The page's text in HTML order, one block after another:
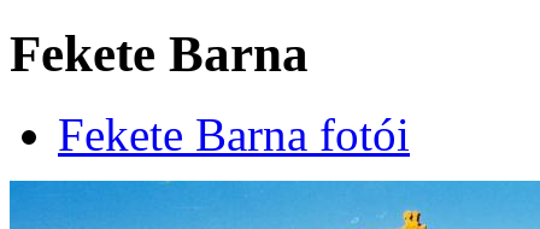
Fekete Barna
Fekete Barna fotói